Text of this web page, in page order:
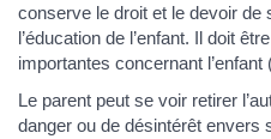
conserve le droit et le devoir de
l’éducation de l’enfant. Il doit
importantes concernant
Le parent peut se voir retirer
danger ou de désintérêt envers